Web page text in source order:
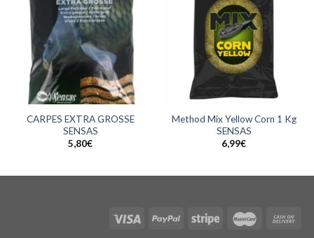
CARPES EXTRA GROSSE
SENSAS
5,80€
Method Mix Yellow Corn 1 Kg
SENSAS
6,99€